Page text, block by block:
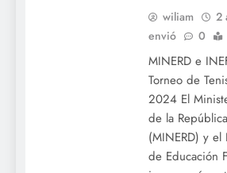
wiliam
2
envió
0
MINERD e
Torneo de
2024 El
de la
(MINERD) y
de Educación